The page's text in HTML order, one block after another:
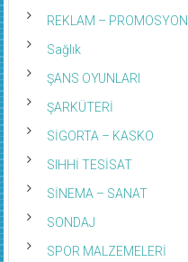
REKLAM – PROMOSYON
Sağlık
ŞANS OYUNLARI
ŞARKÜTERİ
SİGORTA – KASKO
SIHHİ TESİSAT
SİNEMA – SANAT
SONDAJ
SPOR MALZEMELERİ